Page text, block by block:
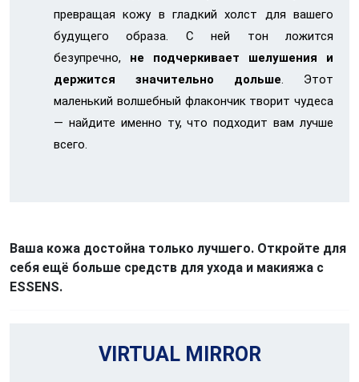
превращая кожу в гладкий холст для вашего
будущего образа. С ней тон ложится
безупречно, не подчеркивает шелушения и
держится значительно дольше. Этот
маленький волшебный флакончик творит чудеса
— найдите именно ту, что подходит вам лучше
всего.
Ваша кожа достойна только лучшего. Откройте для
себя ещё больше средств для ухода и макияжа с
ESSENS.
VIRTUAL MIRROR